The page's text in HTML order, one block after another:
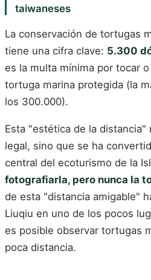
taiwaneses
La conservación de tortugas
tiene una cifra clave: 5.300
es la multa mínima por tocar
tortuga marina protegida (la
los 300.000).
Esta "estética de la
legal, sino que se ha
central del ecoturismo de la
fotografiarla, pero nunca la
de esta "distancia amigable"
Liuqiu en uno de los pocos
es posible observar tortugas
poca distancia.